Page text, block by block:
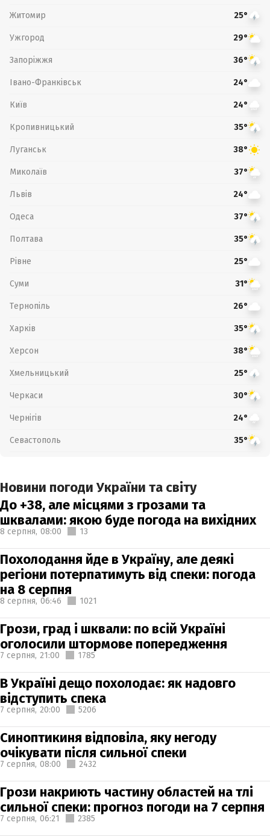
Житомир 25°
Ужгород 29°
Запоріжжя 36°
Івано-Франківськ 24°
Київ 24°
Кропивницький 35°
Луганськ 38°
Миколаїв 37°
Львів 24°
Одеса 37°
Полтава 35°
Рівне 25°
Суми 31°
Тернопіль 26°
Харків 35°
Херсон 38°
Хмельницький 25°
Черкаси 30°
Чернігів 24°
Севастополь 35°
Новини погоди України та світу
До +38, але місцями з грозами та
шквалами: якою буде погода на вихідних
8 серпня, 08:00 13
Похолодання йде в Україну, але деякі
регіони потерпатимуть від спеки: погода
на 8 серпня
8 серпня, 06:46 1021
Грози, град і шквали: по всій Україні
оголосили штормове попередження
7 серпня, 21:00 1785
В Україні дещо похолодає: як надовго
відступить спека
7 серпня, 20:00 5206
Синоптикиня відповіла, яку негоду
очікувати після сильної спеки
7 серпня, 08:00 2432
Грози накриють частину областей на тлі
сильної спеки: прогноз погоди на 7 серпня
7 серпня, 06:21 2385